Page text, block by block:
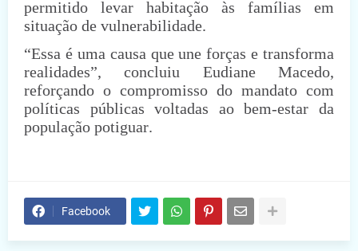
permitido levar habitação às famílias em
situação de vulnerabilidade.
“Essa é uma causa que une forças e transforma
realidades”, concluiu Eudiane Macedo,
reforçando o compromisso do mandato com
políticas públicas voltadas ao bem-estar da
população potiguar.
Facebook